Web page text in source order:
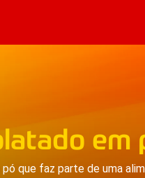
em
pó que faz parte de uma